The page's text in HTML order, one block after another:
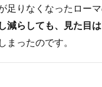
足りなくなったローマ
減らしても、見た目
まったのです。